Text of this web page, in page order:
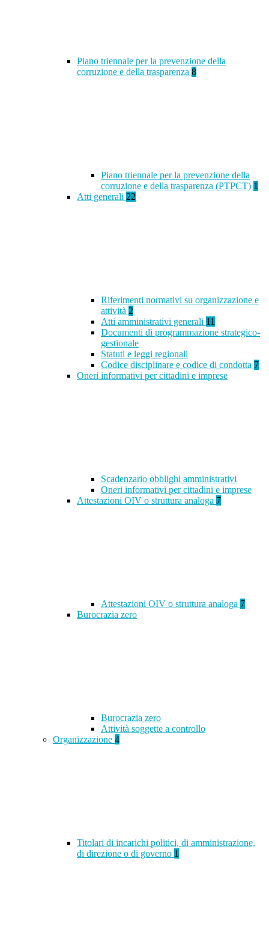
Piano triennale per la prevenzione della
corruzione e della trasparenza 8
Piano triennale per la prevenzione della
corruzione e della trasparenza (PTPCT) 1
Atti generali 22
Riferimenti normativi su organizzazione e
attività 2
Atti amministrativi generali 11
Documenti di programmazione strategico-
gestionale
Statuti e leggi regionali
Codice disciplinare e codice di condotta 7
Oneri informativi per cittadini e imprese
Scadenzario obblighi amministrativi
Oneri informativi per cittadini e imprese
Attestazioni OIV o struttura analoga 7
Attestazioni OIV o struttura analoga 7
Burocrazia zero
Burocrazia zero
Attività soggette a controllo
Organizzazione 4
Titolari di incarichi politici, di amministrazione,
di direzione o di governo 1